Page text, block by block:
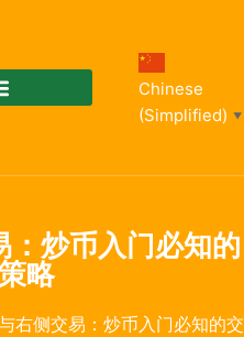
Chinese
(Simplified)
▼
：炒币入门必知的
略
右侧交易：炒币入门必知的交